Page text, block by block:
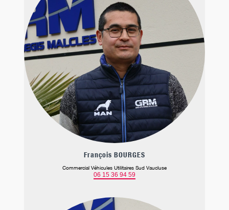
François BOURGES
Commercial Véhicules Utilitaires Sud Vaucluse
06 15 36 94 59